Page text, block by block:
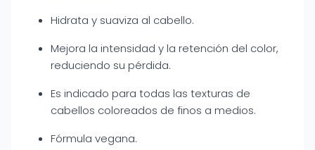
Hidrata y suaviza al cabello.
Mejora la intensidad y la retención del color,
reduciendo su pérdida.
Es indicado para todas las texturas de
cabellos coloreados de finos a medios.
Fórmula vegana.